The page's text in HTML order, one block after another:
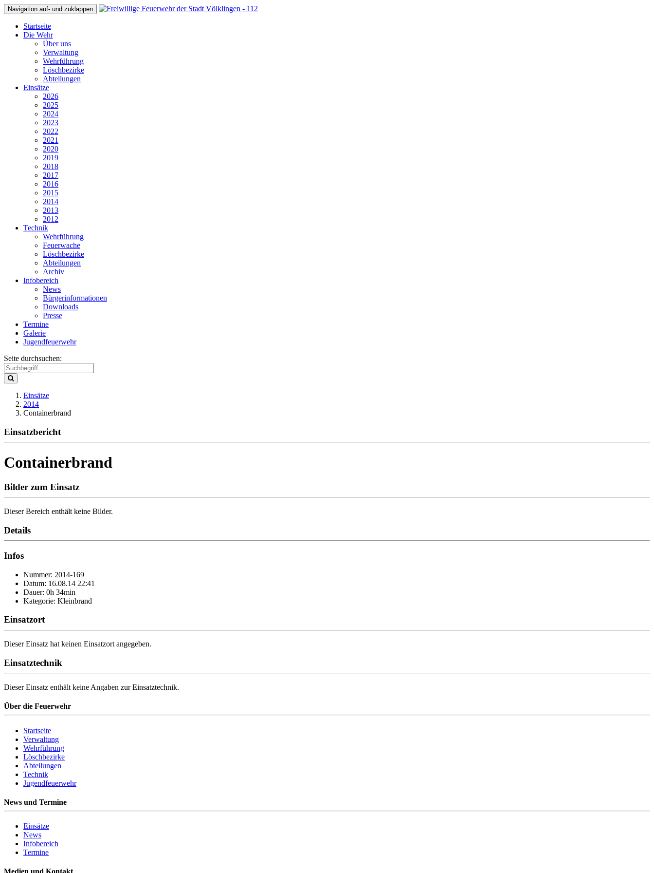
Navigation auf- und zuklappen
Startseite
Die Wehr
Über uns
Verwaltung
Wehrführung
Löschbezirke
Abteilungen
Einsätze
2026
2025
2024
2023
2022
2021
2020
2019
2018
2017
2016
2015
2014
2013
2012
Technik
Wehrführung
Feuerwache
Löschbezirke
Abteilungen
Archiv
Infobereich
News
Bürgerinformationen
Downloads
Presse
Termine
Galerie
Jugendfeuerwehr
Seite durchsuchen:
Einsätze
2014
Containerbrand
Einsatzbericht
Containerbrand
Bilder zum Einsatz
Dieser Bereich enthält keine Bilder.
Details
Infos
Nummer: 2014-169
Datum: 16.08.14 22:41
Dauer: 0h 34min
Kategorie: Kleinbrand
Einsatzort
Dieser Einsatz hat keinen Einsatzort angegeben.
Einsatztechnik
Dieser Einsatz enthält keine Angaben zur Einsatztechnik.
Über die Feuerwehr
Startseite
Verwaltung
Wehrführung
Löschbezirke
Abteilungen
Technik
Jugendfeuerwehr
News und Termine
Einsätze
News
Infobereich
Termine